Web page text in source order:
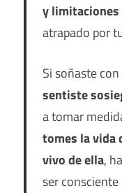
y
atrapado por
Si soñaste
sentiste
a tomar
tomes la vida
vivo de ella,
ser